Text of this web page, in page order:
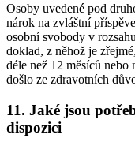
Osoby uvedené pod
nárok na zvláštní
osobní svobody v
doklad, z něhož je
déle než 12 měsíců nebo
došlo ze zdravotních
11. Jaké jsou
dispozici